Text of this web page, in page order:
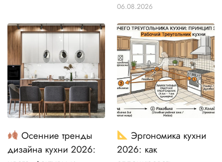
06.08.2026
Осенние тренды
дизайна кухни 2026:
Эргономика кухни
2026: как